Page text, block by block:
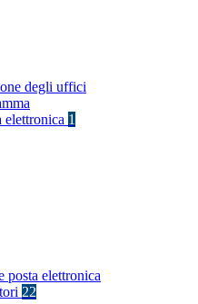
degli uffici
elettronica 1
posta elettronica
22